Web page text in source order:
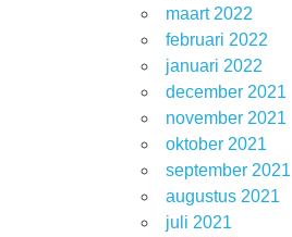
maart 2022
februari 2022
januari 2022
december 2021
november 2021
oktober 2021
september 2021
augustus 2021
juli 2021